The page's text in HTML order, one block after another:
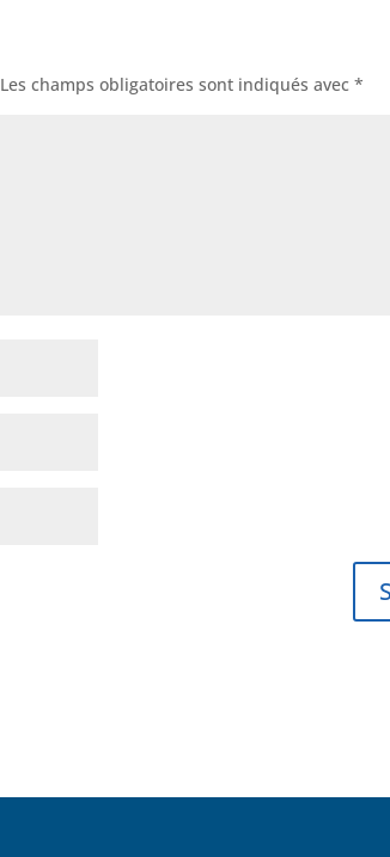
Les champs obligatoires sont indiqués avec*